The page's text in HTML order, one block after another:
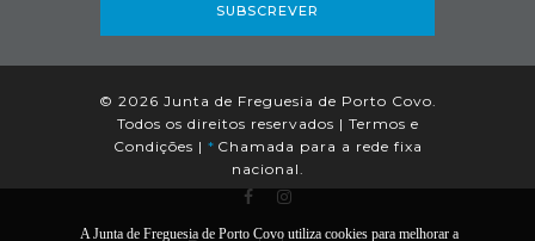
SUBSCREVER
© 2026 Junta de Freguesia de Porto Covo.
Todos os direitos reservados | Termos e
Condições | * Chamada para a rede fixa
nacional.
A Junta de Freguesia de Porto Covo utiliza cookies para melhorar a